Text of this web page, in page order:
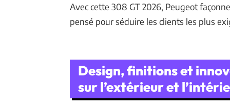
Avec cette 308 GT 2026, Peugeot
pensé pour séduire les clients les plus
Design, finitions et
sur l’extérieur et